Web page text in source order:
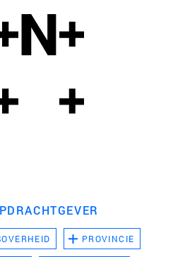
PROVINCIE